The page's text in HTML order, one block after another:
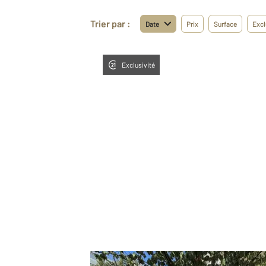
Trier par : Date Prix Surface
Exclusivité